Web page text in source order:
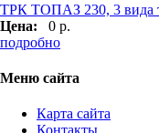
ТРК ТОПАЗ 230, 3 вида
Цена:
0 р.
подробно
Меню сайта
Карта сайта
Контакты